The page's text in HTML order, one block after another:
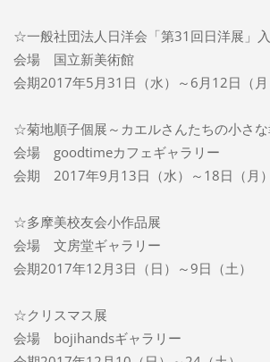
☆一般社団法人日洋会「第31回日洋展」
会場 国立新美術館
会期2017年5月31日（水）～6月12日（月
☆菊地順子個展～カエルさんたちの小さな
会場 goodtimeカフェギャラリー
会期 2017年9月13日（水）～18日（月）
☆多摩美校友会小作品展
会場 文房堂ギャラリー
会期2017年12月3日（日）～9日（土）
☆クリスマス展
会場 bojihandsギャラリー